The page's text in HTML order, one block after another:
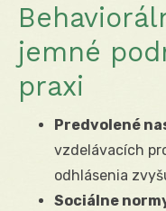
jemné
praxi
Predvolené
vzdelávacích
odhlásenia
Sociálne